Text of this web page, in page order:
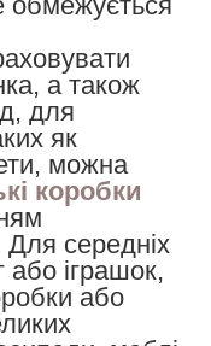
а також
для
як
можна
коробки
Для середніх
або іграшок,
або